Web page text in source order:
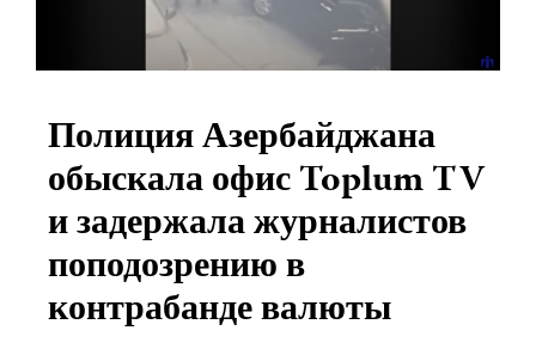
Полиция Азербайджана
обыскала офис Toplum TV
и задержала журналистов
поподозрению в
контрабанде валюты